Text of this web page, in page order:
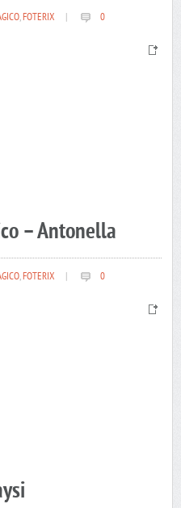
,FOTERIX 0
– Antonella
,FOTERIX 0